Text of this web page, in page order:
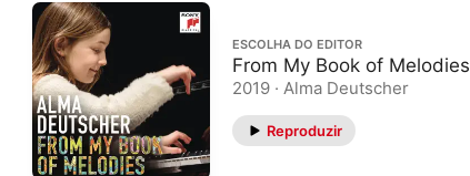
ESCOLHA DO EDITOR
From My Book of Melodies
2019 · Alma Deutscher
Reproduzir